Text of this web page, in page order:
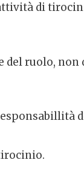
di
ruolo, non